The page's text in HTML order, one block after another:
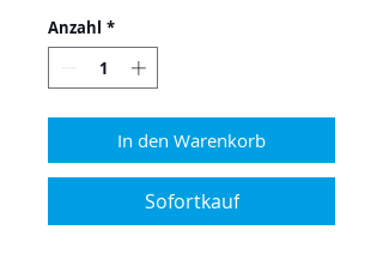
Anzahl *
In den Warenkorb
Sofortkauf